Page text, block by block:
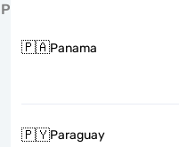
P
🇵🇦Panama
🇵🇾Paraguay